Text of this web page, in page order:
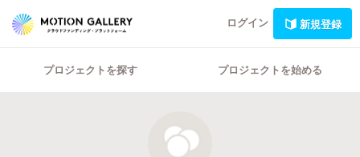
ログイン 新規登録
プロジェクトを探す プロジェクトを始める